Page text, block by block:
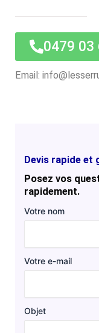
0479 03
Email:
Devis rapide et
Posez vos
rapidement.
Votre nom
Votre e-mail
Objet